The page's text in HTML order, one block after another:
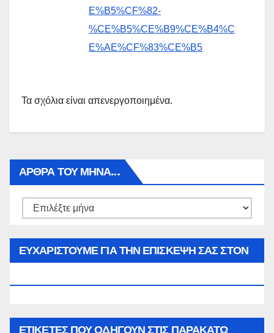
E%B5%CF%82-
%CE%B5%CE%B9%CE%B4%C
E%AE%CF%83%CE%B5
Τα σχόλια είναι απενεργοποιημένα.
ΑΡΘΡΑ ΤΟΥ ΜΉΝΑ…
Αρθρα
ΕΥΧΑΡΙΣΤΟΥΜΕ ΓΙΑ ΤΗΝ ΕΠΙΣΚΕΨΗ ΣΑΣ ΣΤΟΝ
ΕΤΙΚΈΤΕΣ ΠΟΥ ΟΔΗΓΟΎΝ ΣΤΙΣ ΠΑΡΑΚΆΤΩ